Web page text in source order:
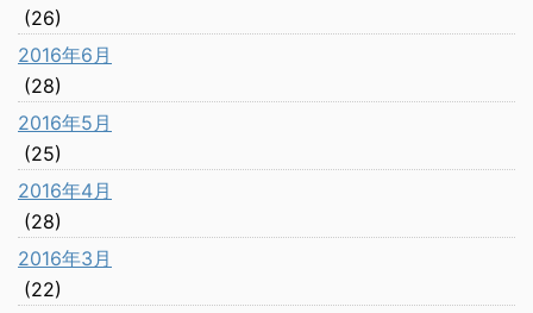
(26)
2016年6月
(28)
2016年5月
(25)
2016年4月
(28)
2016年3月
(22)